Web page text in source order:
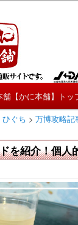
たくじ
情報や興味深い
舗【かに本舗】トッ
ぐち > 万博攻略記
を紹介！個人